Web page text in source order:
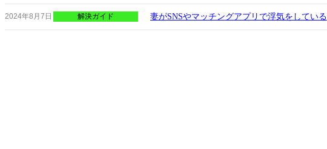
2024年8月7日 解決ガイド 妻がSNSやマッチングアプリで浮気をしている